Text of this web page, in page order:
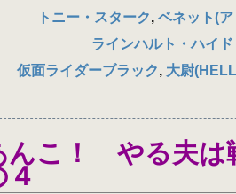
トニー・スターク, ベネット(
ラインハルト・ハイ
仮面ライダーブラック, 大尉
んこ！ やる夫は
４